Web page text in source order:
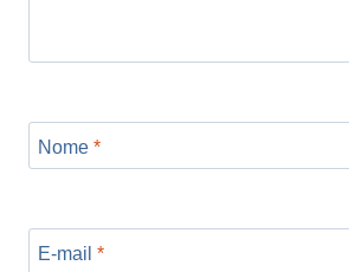
Nome *
E-mail *